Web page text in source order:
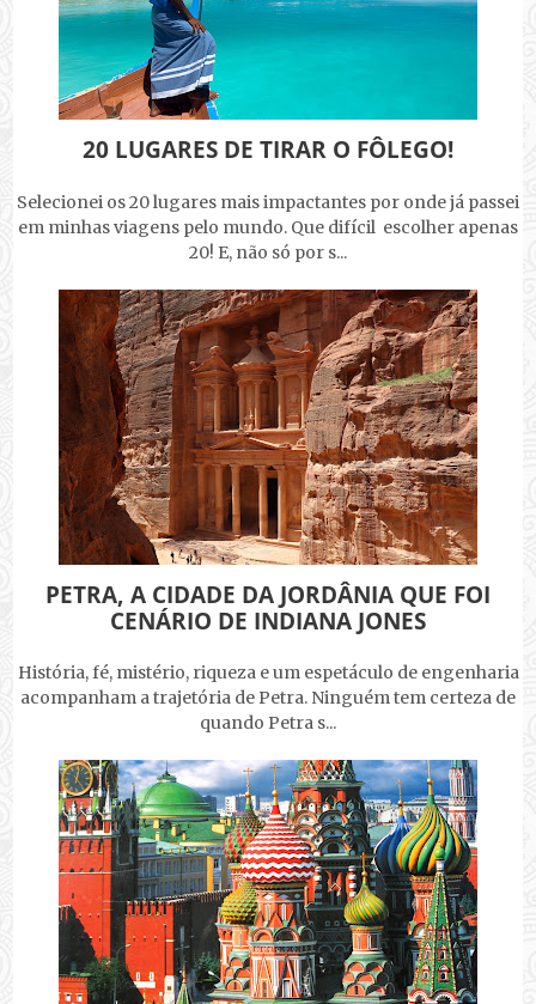
20 LUGARES DE TIRAR O FÔLEGO!
Selecionei os 20 lugares mais impactantes por onde já passei
em minhas viagens pelo mundo. Que difícil escolher apenas
20! E, não só por s...
PETRA, A CIDADE DA JORDÂNIA QUE FOI
CENÁRIO DE INDIANA JONES
História, fé, mistério, riqueza e um espetáculo de engenharia
acompanham a trajetória de Petra. Ninguém tem certeza de
quando Petra s...